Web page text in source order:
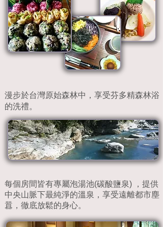
漫步於台灣原始森林中，享受芬多精森林浴
的洗禮。
​每個房間皆有專屬泡湯池(碳酸鹽泉) ，提供
中央山脈下最純淨的溫泉，享受遠離都市塵
囂，徹底放鬆的身心。